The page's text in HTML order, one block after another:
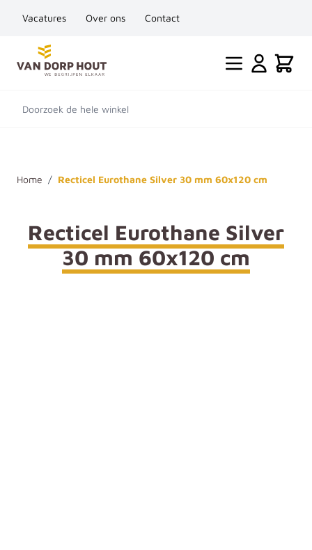
Vacatures Over ons Contact
Ga naar de inhoud
Cart
Doorzoek de hele winkel
Home / Recticel Eurothane Silver 30 mm 60x120 cm
Recticel Eurothane Silver
30 mm 60x120 cm